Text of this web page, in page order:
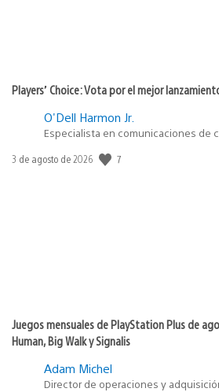
Players’ Choice: Vota por el mejor
O'Dell Harmon Jr.
Especialista en comunicaciones de
Fecha
3 de agosto de 2026 7
Juegos mensuales de PlayStation Plus de
Human, Big Walk y Signalis
Adam Michel
Director de operaciones y